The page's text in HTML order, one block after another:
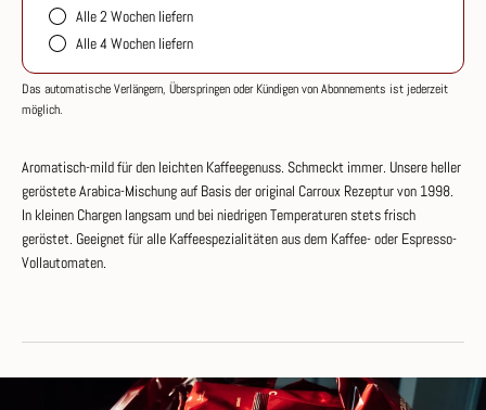
Alle 2 Wochen liefern
Alle 4 Wochen liefern
Das automatische Verlängern, Überspringen oder Kündigen von Abonnements ist jederzeit
möglich.
Aromatisch-mild für den leichten Kaffeegenuss. Schmeckt immer. Unsere heller
geröstete Arabica-Mischung auf Basis der original Carroux Rezeptur von 1998.
In kleinen Chargen langsam und bei niedrigen Temperaturen stets frisch
geröstet. Geeignet für alle Kaffeespezialitäten aus dem Kaffee- oder Espresso-
Vollautomaten.